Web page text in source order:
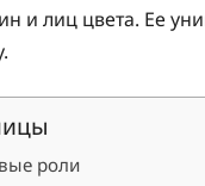
и лиц цвета. Ее
роли